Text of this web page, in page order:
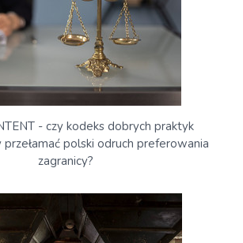
- czy kodeks dobrych praktyk
polski odruch preferowania
zagranicy?